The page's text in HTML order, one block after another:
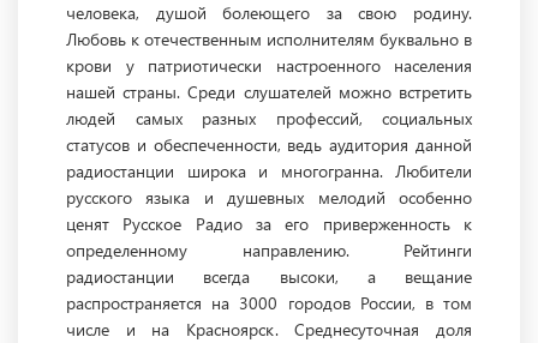
человека, душой болеющего за свою родину.
Любовь к отечественным исполнителям буквально в
крови у патриотически настроенного населения
нашей страны. Среди слушателей можно встретить
людей самых разных профессий, социальных
статусов и обеспеченности, ведь аудитория данной
радиостанции широка и многогранна. Любители
русского языка и душевных мелодий особенно
ценят Русское Радио за его приверженность к
определенному направлению. Рейтинги
радиостанции всегда высоки, а вещание
распространяется на 3000 городов России, в том
числе и на Красноярск. Среднесуточная доля